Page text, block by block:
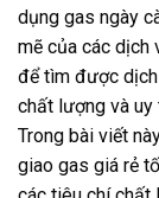
dụng gas ngày
mẽ của các dịch
để tìm được
chất lượng và uy
Trong bài viết
giao gas giá rẻ